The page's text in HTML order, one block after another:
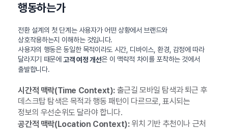
행동하는가
전환 설계의 첫 단계는 사용자가 어떤 상황에서 브랜드와
상호작용하는지 이해하는 것입니다.
사용자의 행동은 동일한 목적이라도 시간, 디바이스, 환경, 감정에 따라
달라지기 때문에 고객 여정 개선은 이 맥락적 차이를 포착하는 것에서
출발합니다.
시간적 맥락(Time Context):출근길 모바일 탐색과 퇴근 후
데스크탑 탐색은 목적과 행동 패턴이 다르므로, 표시되는
정보의 우선순위도 달라야 합니다.
공간적 맥락(Location Context):위치 기반 추천이나 근처